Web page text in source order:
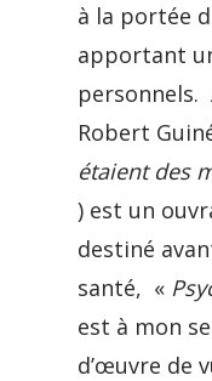
à la portée
apportant
personnels.
Robert
étaient des
) est un
destiné
santé, «
est à mon
d’œuvre de